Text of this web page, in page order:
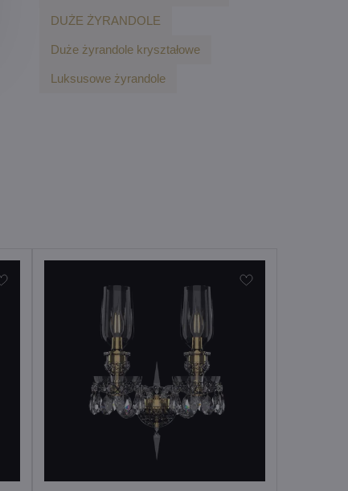
DUŻE ŻYRANDOLE
Duże żyrandole kryształowe
Luksusowe żyrandole